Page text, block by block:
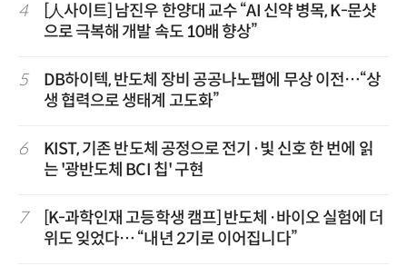
4
[人사이트] 남진우 한양대 교수 “AI 신약 병목, K-문샷
으로 극복해 개발 속도 10배 향상”
5
DB하이텍, 반도체 장비 공공나노팹에 무상 이전…“상
생 협력으로 생태계 고도화”
6
KIST, 기존 반도체 공정으로 전기·빛 신호 한 번에 읽
는 '광반도체 BCI 칩' 구현
7
[K-과학인재 고등학생 캠프] 반도체·바이오 실험에 더
위도 잊었다… “내년 2기로 이어집니다”